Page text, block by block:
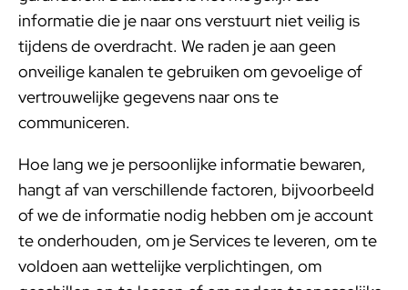
informatie die je naar ons verstuurt niet veilig is
tijdens de overdracht. We raden je aan geen
onveilige kanalen te gebruiken om gevoelige of
vertrouwelijke gegevens naar ons te
communiceren.
Hoe lang we je persoonlijke informatie bewaren,
hangt af van verschillende factoren, bijvoorbeeld
of we de informatie nodig hebben om je account
te onderhouden, om je Services te leveren, om te
voldoen aan wettelijke verplichtingen, om